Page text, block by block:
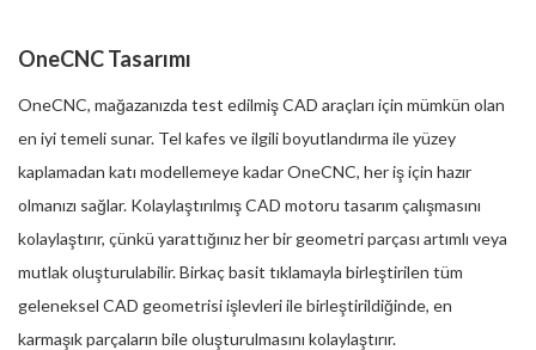
OneCNC Tasarımı
OneCNC, mağazanızda test edilmiş CAD araçları için mümkün olan
en iyi temeli sunar. Tel kafes ve ilgili boyutlandırma ile yüzey
kaplamadan katı modellemeye kadar OneCNC, her iş için hazır
olmanızı sağlar. Kolaylaştırılmış CAD motoru tasarım çalışmasını
kolaylaştırır, çünkü yarattığınız her bir geometri parçası artımlı veya
mutlak oluşturulabilir. Birkaç basit tıklamayla birleştirilen tüm
geleneksel CAD geometrisi işlevleri ile birleştirildiğinde, en
karmaşık parçaların bile oluşturulmasını kolaylaştırır.